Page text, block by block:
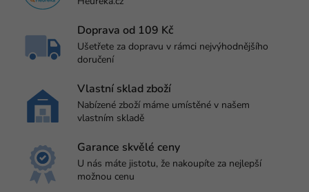
Doprava od 109 Kč
Ušetřete za dopravu v rámci nejvýhodnějšího
doručení
Vlastní sklad zboží
Nabízené zboží máme umístěné v našem
vlastním skladě
Garance skvělé ceny
U nás máte jistotu, že nakoupíte za nejlepší
možnou cenu